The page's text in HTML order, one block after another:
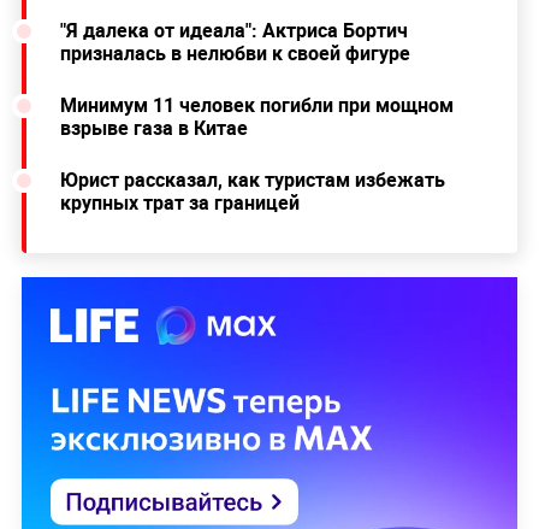
"Я далека от идеала": Актриса Бортич
призналась в нелюбви к своей фигуре
Минимум 11 человек погибли при мощном
взрыве газа в Китае
Юрист рассказал, как туристам избежать
крупных трат за границей